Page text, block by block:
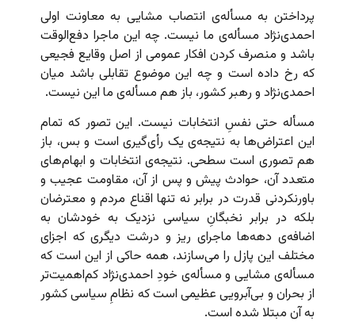
پرداختن به مسأله‌ی انتصاب مشایی به معاونت اولی
احمدی‌نژاد مسأله‌ی ما نیست. چه این ماجرا دفع‌الوقت
باشد و منصرف کردن افکار عمومی از اصل وقایع فجیعی
که رخ داده است و چه این موضوع تقابلی باشد میان
احمدی‌نژاد و رهبر کشور، باز هم مسأله‌ی ما این نیست.
مسأله حتی نفسِ انتخابات نیست. این تصور که تمام
این اعتراض‌ها به نتیجه‌ی یک رأی‌گیری است و بس، باز
هم تصوری است سطحی. نتیجه‌ی انتخابات و ابهام‌های
متعدد آن، حوادث پیش و پس از آن،‌ مقاومت عجیب و
باورنکردنی قدرت در برابر نه تنها اقناع مردم و معترضان
بلکه در برابر نخبگانِ سیاسی نزدیک به خودشان به
اضافه‌ی دهه‌ها ماجرای ریز و درشت دیگری که اجزای
مختلف این پازل را می‌سازند، همه حاکی از این است که
مسأله‌ی مشایی و مسأله‌ی خودِ احمدی‌نژاد کم‌اهمیت‌تر
از بحران و بی‌آبرویی عظیمی است که نظامِ سیاسی کشور
به آن مبتلا شده است.